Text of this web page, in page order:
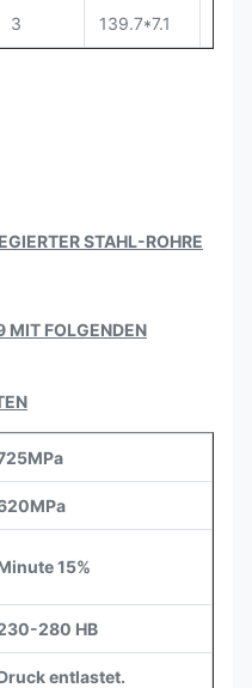
3 139.7*7.1
STAHL-ROHRE
MIT FOLGENDEN
15%
280 HB
entlastet.